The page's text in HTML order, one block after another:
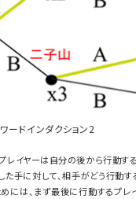
ワードインダクション2
プレイヤーは自分の後から行動す
手に対して、相手がどう行動す
めには、まず最後に行動するプ